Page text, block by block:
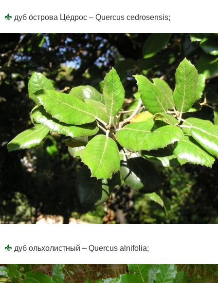
дуб о́строва Це́дрос – Quercus cedrosensis;
дуб ольхолистный – Quercus alnifolia;